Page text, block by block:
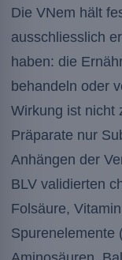
Die VNem hält
ausschliesslich
haben: die
behandeln oder
Wirkung ist nicht
Präparate nur
Anhängen der
BLV validierten
Folsäure,
Spurenelemente